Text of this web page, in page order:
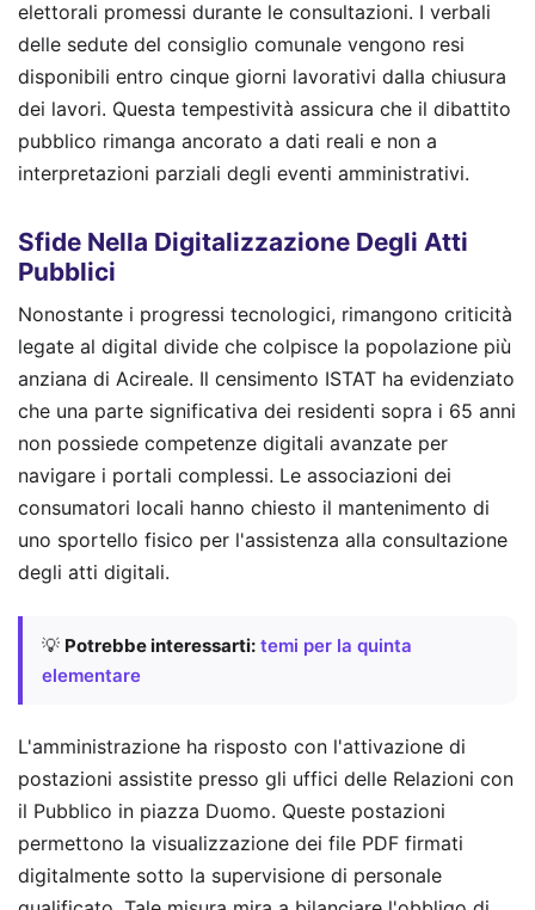
elettorali promessi durante le consultazioni. I verbali
delle sedute del consiglio comunale vengono resi
disponibili entro cinque giorni lavorativi dalla chiusura
dei lavori. Questa tempestività assicura che il dibattito
pubblico rimanga ancorato a dati reali e non a
interpretazioni parziali degli eventi amministrativi.
Sfide Nella Digitalizzazione Degli Atti
Pubblici
Nonostante i progressi tecnologici, rimangono criticità
legate al digital divide che colpisce la popolazione più
anziana di Acireale. Il censimento ISTAT ha evidenziato
che una parte significativa dei residenti sopra i 65 anni
non possiede competenze digitali avanzate per
navigare i portali complessi. Le associazioni dei
consumatori locali hanno chiesto il mantenimento di
uno sportello fisico per l'assistenza alla consultazione
degli atti digitali.
💡 Potrebbe interessarti: temi per la quinta
elementare
L'amministrazione ha risposto con l'attivazione di
postazioni assistite presso gli uffici delle Relazioni con
il Pubblico in piazza Duomo. Queste postazioni
permettono la visualizzazione dei file PDF firmati
digitalmente sotto la supervisione di personale